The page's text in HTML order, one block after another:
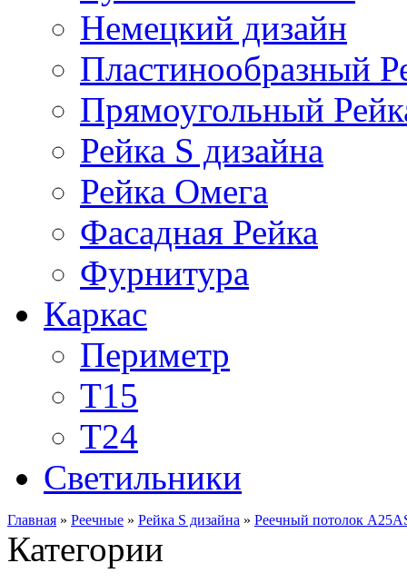
Немецкий дизайн
Пластинообразный
Прямоугольный
Рейка S дизайна
Рейка Омега
Фасадная Рейка
Фурнитура
Каркас
Периметр
Т15
Т24
Светильники
Главная » Реечные » Рейка S дизайна » Реечный потолок
Категории